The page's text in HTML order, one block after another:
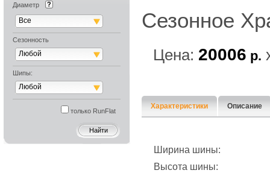
Диаметр
Все
Сезонность
Любой
Шипы:
Любой
только RunFlat
Сезонное
Цена: 20006 р.
Характеристики Описание
Ширина шины:
Высота шины: